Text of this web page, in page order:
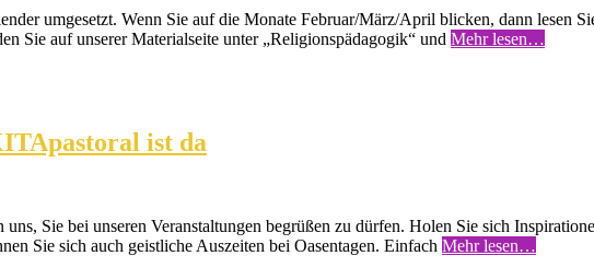
umgesetzt. Wenn Sie auf die Monate Februar/März/April blicken, dann lesen
Sie auf unserer Materialseite unter „Religionspädagogik“ und Mehr lesen…
ist da
Sie bei unseren Veranstaltungen begrüßen zu dürfen. Holen Sie sich
Sie sich auch geistliche Auszeiten bei Oasentagen. Einfach Mehr lesen…